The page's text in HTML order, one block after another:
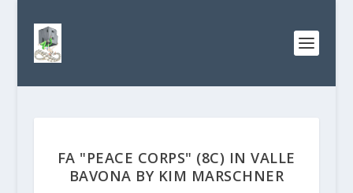
FA "PEACE CORPS" (8C) IN VALLE
BAVONA BY KIM MARSCHNER